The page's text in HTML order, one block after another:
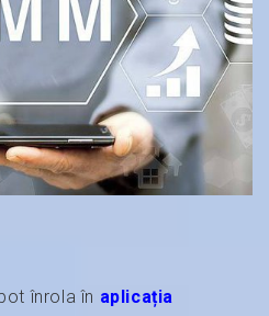
înrola în aplicația